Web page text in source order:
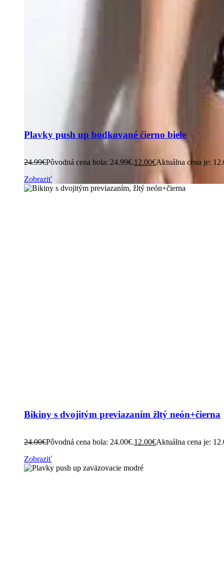
Plavky push up bodkované čierno biele
24.99€Pôvodná cena bola: 24.99€.12.00€Aktuálna cena je:
Zobraziť
Bikiny s dvojitým previazaním žltý neón+čierna
24.00€Pôvodná cena bola: 24.00€.12.00€Aktuálna cena je:
Zobraziť